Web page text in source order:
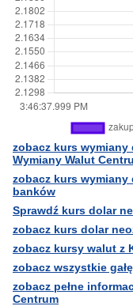
zobacz kurs wymiany
Wymiany Walut
zobacz kurs
banków
Sprawdź kurs dolar
zobacz kurs dolar
zobacz kursy walut z
zobacz wszystkie
zobacz pełne
Centrum